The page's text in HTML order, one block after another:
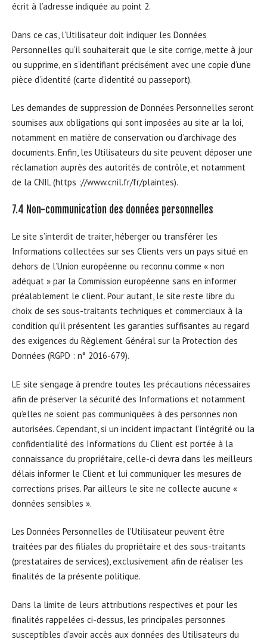
écrit à l’adresse indiquée au point 2.
Dans ce cas, l’Utilisateur doit indiquer les Données
Personnelles qu’il souhaiterait que le site corrige, mette à jour
ou supprime, en s’identifiant précisément avec une copie d’une
pièce d’identité (carte d’identité ou passeport).
Les demandes de suppression de Données Personnelles seront
soumises aux obligations qui sont imposées au site ar la loi,
notamment en matière de conservation ou d’archivage des
documents. Enfin, les Utilisateurs du site peuvent déposer une
réclamation auprès des autorités de contrôle, et notamment
de la CNIL (https ://www.cnil.fr/fr/plaintes).
7.4 Non-communication des données personnelles
Le site s’interdit de traiter, héberger ou transférer les
Informations collectées sur ses Clients vers un pays situé en
dehors de l’Union européenne ou reconnu comme « non
adéquat » par la Commission européenne sans en informer
préalablement le client. Pour autant, le site reste libre du
choix de ses sous-traitants techniques et commerciaux à la
condition qu’il présentent les garanties suffisantes au regard
des exigences du Règlement Général sur la Protection des
Données (RGPD : n° 2016-679).
LE site s’engage à prendre toutes les précautions nécessaires
afin de préserver la sécurité des Informations et notamment
qu’elles ne soient pas communiquées à des personnes non
autorisées. Cependant, si un incident impactant l’intégrité ou la
confidentialité des Informations du Client est portée à la
connaissance du propriétaire, celle-ci devra dans les meilleurs
délais informer le Client et lui communiquer les mesures de
corrections prises. Par ailleurs le site ne collecte aucune «
données sensibles ».
Les Données Personnelles de l’Utilisateur peuvent être
traitées par des filiales du propriétaire et des sous-traitants
(prestataires de services), exclusivement afin de réaliser les
finalités de la présente politique.
Dans la limite de leurs attributions respectives et pour les
finalités rappelées ci-dessus, les principales personnes
susceptibles d’avoir accès aux données des Utilisateurs du